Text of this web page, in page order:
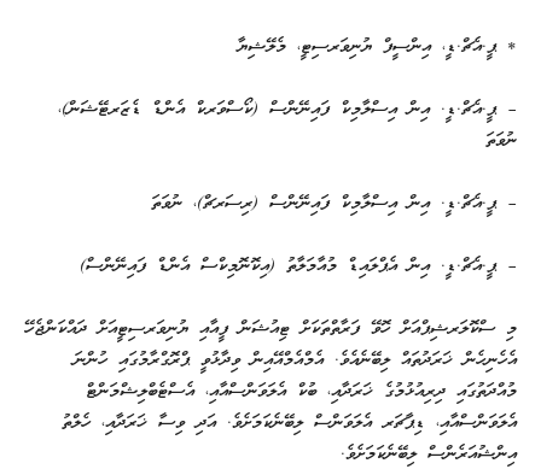
* ޕީ.އެޗް.ޑީ، އިންސީފް ޔުނިވަރސިޓީ، މެލޭޝިޔާ
– ޕީ.އެޗް.ޑީ. އިން އިސްލާމިކް ފައިނޭންސް (ކޯސްވަރކް އެންޑް ޑެޒަރޓޭޝަން)،
ނުވަތަ
– ޕީ.އެޗް.ޑީ. އިން އިސްލާމިކް ފައިނޭންސް (ރިސަރޗް)، ނުވަތަ
– ޕީ.އެޗް.ޑީ. އިން އެޕްލައިޑް މުއާމަލާތު (އިކޮނޮމިކްސް އެންޑް ފައިނޭންސް)
މި ސްކޮލަރޝިޕްއަށް ހޮވޭ ފަރާތްތަކަށް ޓިއުޝަން ފީއާއި ޔުނިވަރސިޓީއަށް ދައްކަންޖެހޭ
އެހެނިހެން ޚަރަދުތައް ލިބޭނެއެވެ. އެމްއެމްއޭއިން ވިދާޅުވީ ޕްރޮގްރާމުގައި ހުންނަ
މުއްދަތުގައި ދިރިއުޅުމުގެ ޚަރަދާއި، ބުކް އެލަވަންސްއާއި، އެސްޓެބްލިޝްމަންޓް
އެލަވަންސްއާއި، ޑިޕާޗަރ އެލަވަންސް ލިބޭނެކަމަށެވެ. އަދި ވިސާ ޚަރަދާއި، ހެލްތު
އިންޝުއަރެންސް ލިބޭނެކަމަށެވެ.